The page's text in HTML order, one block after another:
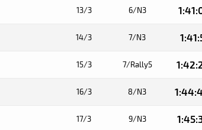
13/3 6/N3
14/3 7/N3
15/3 7/Rally5
16/3 8/N3
17/3 9/N3